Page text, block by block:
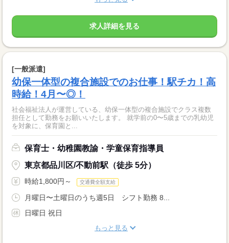
求人詳細を見る
[一般派遣]
幼保一体型の複合施設でのお仕事！駅チカ！高
時給！4月〜◎！
社会福祉法人が運営している、幼保一体型の複合施設でクラス複数
担任として勤務をお願いいたします。 就学前の0〜5歳までの乳幼児
を対象に、保育園と...
保育士・幼稚園教諭・学童保育指導員
東京都品川区/不動前駅（徒歩 5分）
時給1,800円～ 交通費全額支給
月曜日〜土曜日のうち週5日 シフト勤務 8...
日曜日 祝日
もっと見る